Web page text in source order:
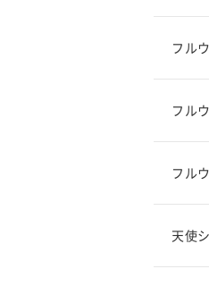
フル
フル
フル
天使